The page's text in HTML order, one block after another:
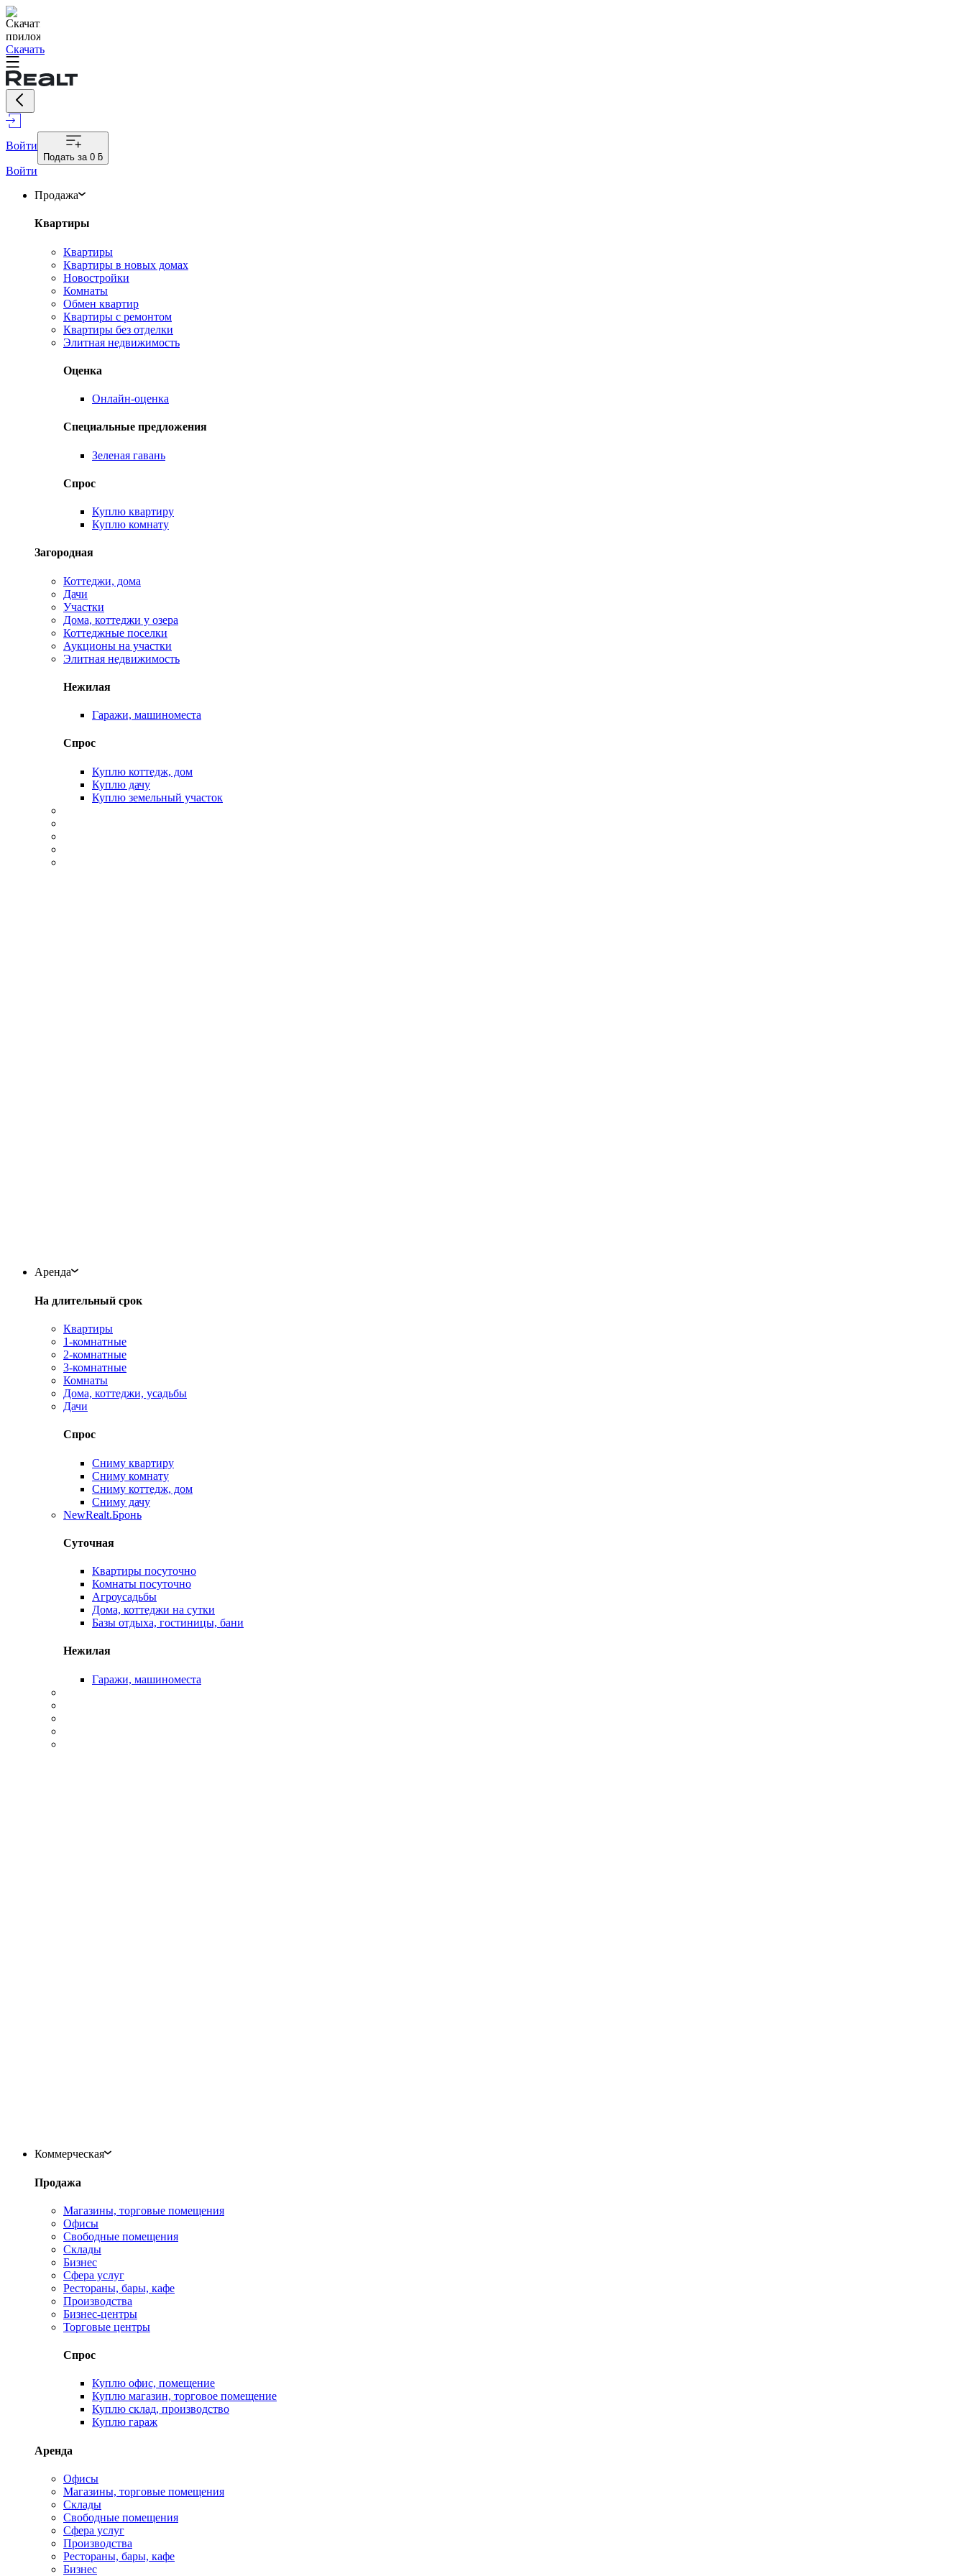
Скачать
Войти
Подать за 0 ƃ
Войти
Продажа
Квартиры
Квартиры
Квартиры в новых домах
Новостройки
Комнаты
Обмен квартир
Квартиры с ремонтом
Квартиры без отделки
Элитная недвижимость
Оценка
Онлайн-оценка
Специальные предложения
Зеленая гавань
Спрос
Куплю квартиру
Куплю комнату
Загородная
Коттеджи, дома
Дачи
Участки
Дома, коттеджи у озера
Коттеджные поселки
Аукционы на участки
Элитная недвижимость
Нежилая
Гаражи, машиноместа
Спрос
Куплю коттедж, дом
Куплю дачу
Куплю земельный участок
Аренда
На длительный срок
Квартиры
1-комнатные
2-комнатные
3-комнатные
Комнаты
Дома, коттеджи, усадьбы
Дачи
Спрос
Сниму квартиру
Сниму комнату
Сниму коттедж, дом
Сниму дачу
NewRealt.Бронь
Суточная
Квартиры посуточно
Комнаты посуточно
Агроусадьбы
Дома, коттеджи на сутки
Базы отдыха, гостиницы, бани
Нежилая
Гаражи, машиноместа
Коммерческая
Продажа
Магазины, торговые помещения
Офисы
Свободные помещения
Склады
Бизнес
Сфера услуг
Рестораны, бары, кафе
Производства
Бизнес-центры
Торговые центры
Спрос
Куплю офис, помещение
Куплю магазин, торговое помещение
Куплю склад, производство
Куплю гараж
Аренда
Офисы
Магазины, торговые помещения
Склады
Свободные помещения
Сфера услуг
Производства
Рестораны, бары, кафе
Бизнес